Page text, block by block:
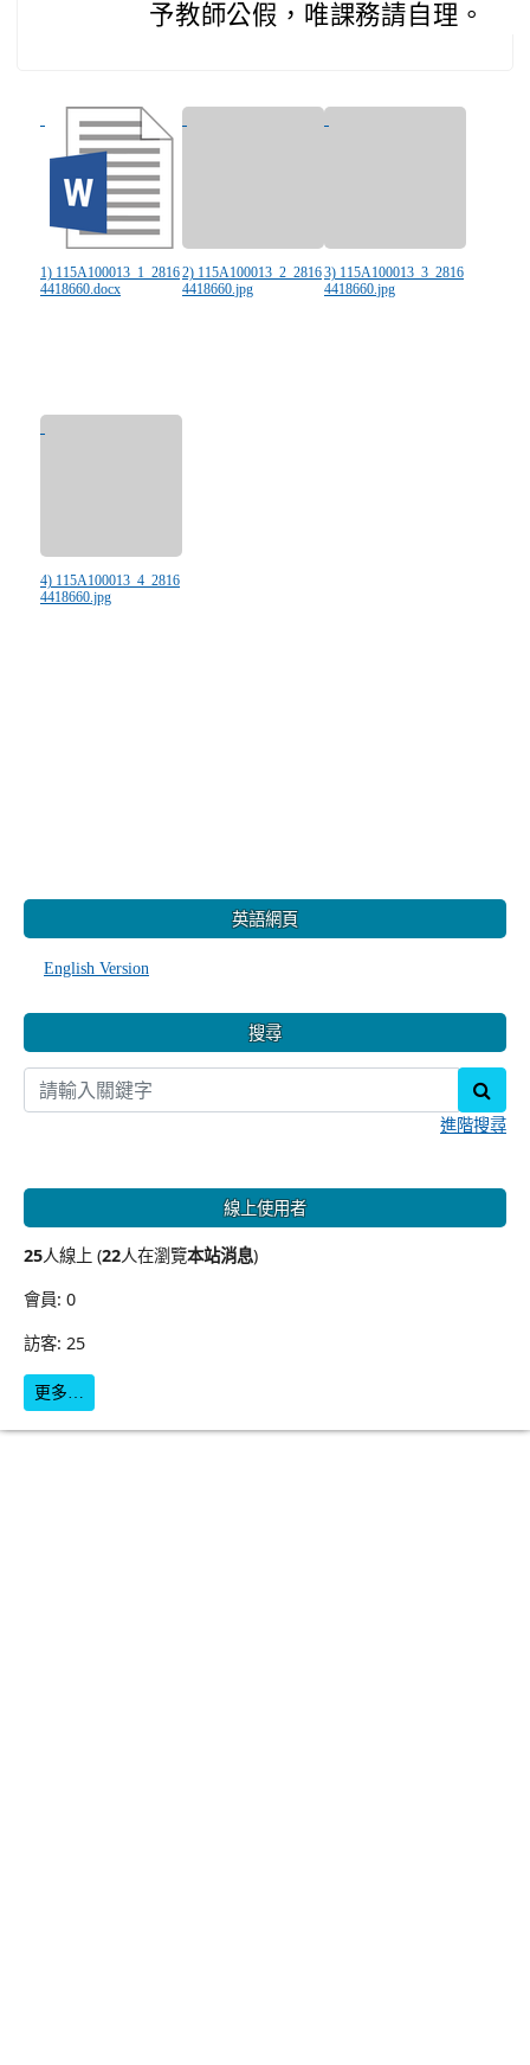
予教師公假，唯課務請自理。
1) 115A100013_1_2816
4418660.docx
2) 115A100013_2_2816
4418660.jpg
3) 115A100013_3_2816
4418660.jpg
4) 115A100013_4_2816
4418660.jpg
英語網頁
English Version
搜尋
進階搜尋
線上使用者
25人線上 (22人在瀏覽本站消息)
會員: 0
訪客: 25
更多…